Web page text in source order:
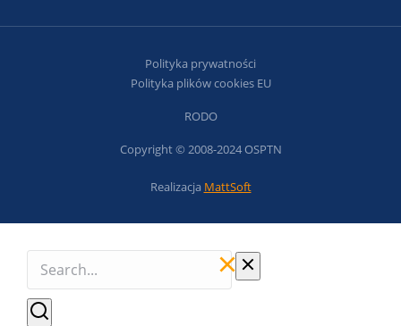
Copyright © 2008-2024 OSPTN
Realizacja MattSoft
Polityka prywatności
Polityka plików cookies EU
RODO